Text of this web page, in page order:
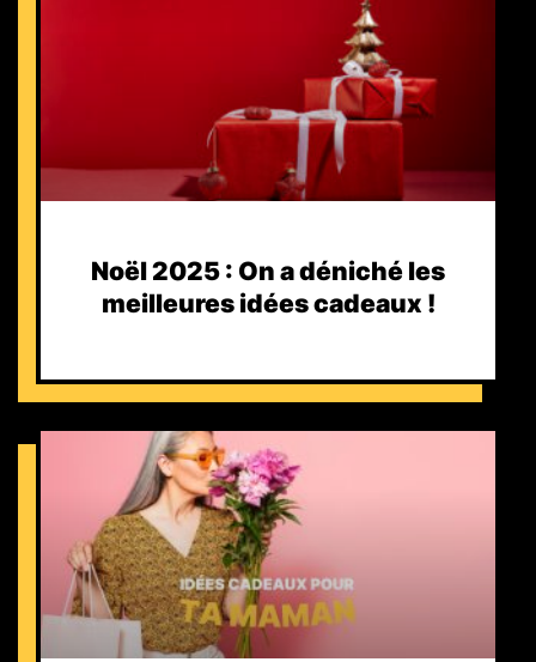
Noël 2025 : On a déniché les
meilleures idées cadeaux !